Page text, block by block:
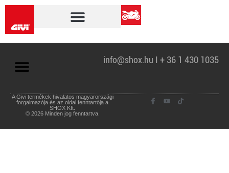
info@shox.hu I + 36 1 430 1035
A Givi termékek hivalatos magyarországi
forgalmazója és az oldal fenntartója a
SHOX Kft.
© 2026 Minden jog fenntartva.